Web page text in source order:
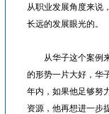
从职业发展角度来说
长远的发展眼光的。
从华子这个案例来
的形势一片大好，华
年内，如果他足够努
资源，他再想进一步